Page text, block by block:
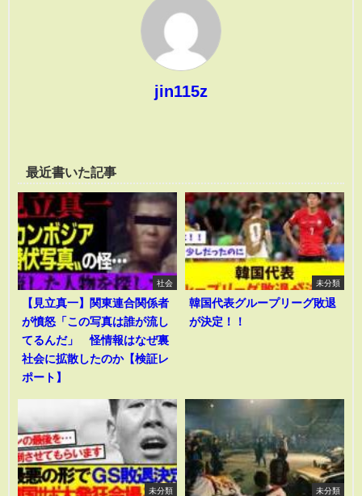
jin115z
最近書いた記事
社会
【見立真一】関東連合関係者
が憤怒「この写真は誰が流し
てるんだ」 怪情報はなぜ裏
社会に拡散したのか【検証レ
ポート】
未分類
韓国代表グループリーグ敗退
が決定！！
未分類 未分類